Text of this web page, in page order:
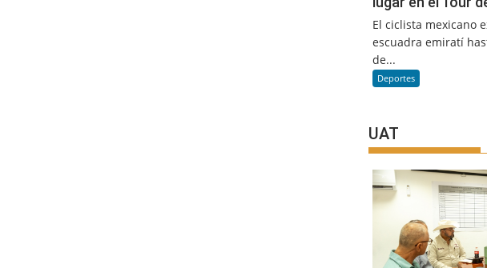
El ciclista mexicano
escuadra emiratí
de...
Deportes
UAT